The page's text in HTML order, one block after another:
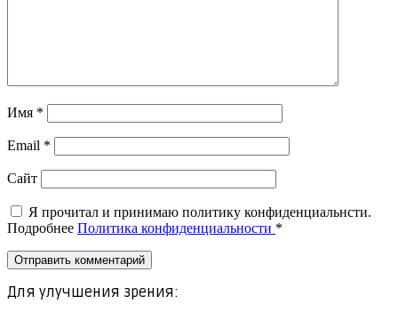
Имя *
Email *
Сайт
Я прочитал и принимаю политику конфиденциальнсти.
Подробнее Политика конфиденциальности *
Для улучшения зрения: